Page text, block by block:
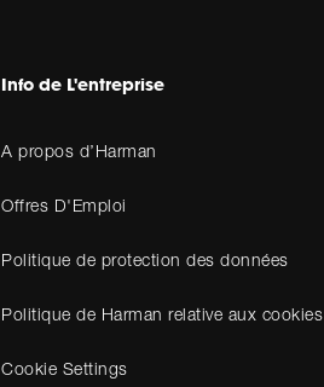
Info de L'entreprise
A propos d’Harman
Offres D'Emploi
Politique de protection des données
Politique de Harman relative aux cookies
Cookie Settings